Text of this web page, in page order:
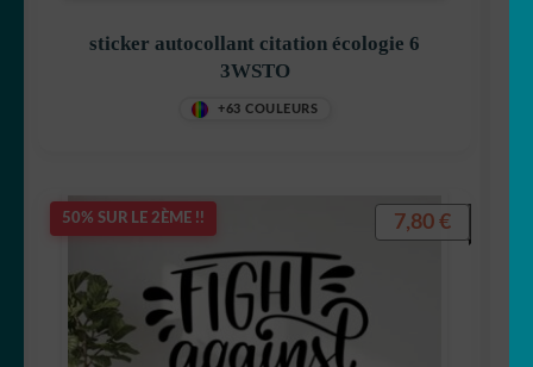
sticker autocollant citation écologie 6
3WSTO
+63 COULEURS
50% SUR LE 2ÈME !! 7,80 €